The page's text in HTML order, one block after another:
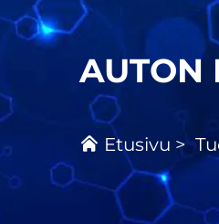
AUTON
Etusivu >